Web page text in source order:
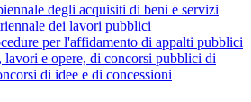
degli acquisiti di beni e servizi
dei lavori pubblici
per l'affidamento di appalti pubblici
e opere, di concorsi pubblici di
di idee e di concessioni